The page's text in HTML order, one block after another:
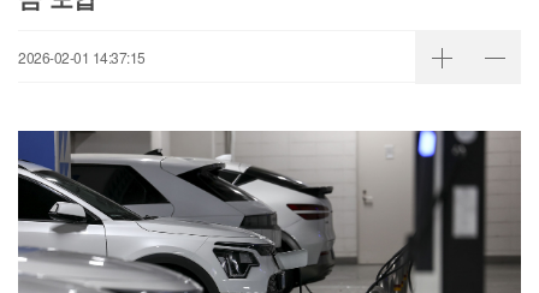
2026-02-01 14:37:15